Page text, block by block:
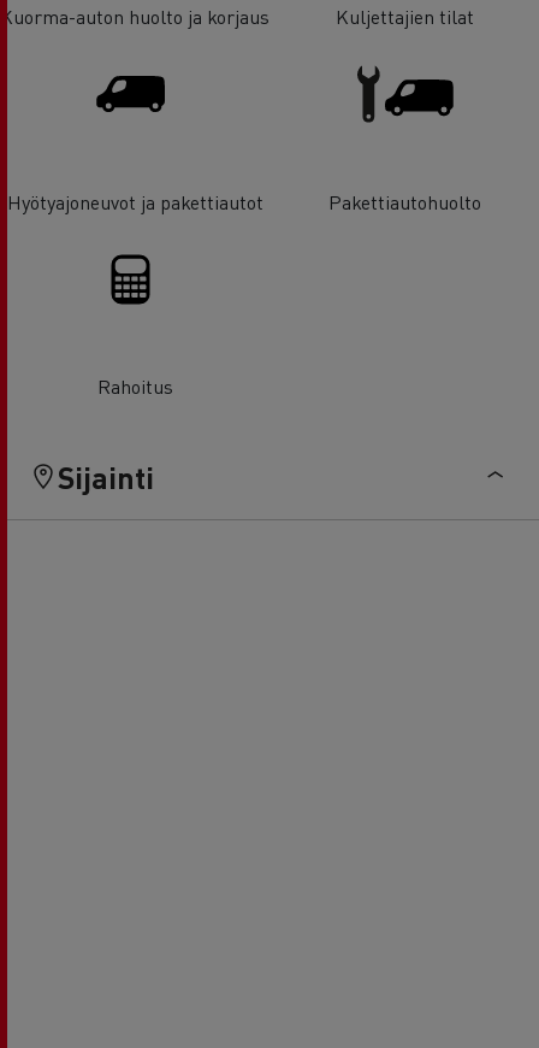
Kuorma-auton huolto ja korjaus Kuljettajien tilat
Hyötyajoneuvot ja pakettiautot Pakettiautohuolto
Rahoitus
Sijainti